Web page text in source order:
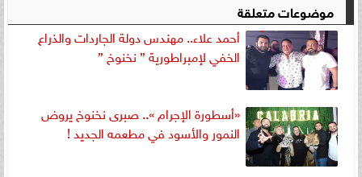
موضوعات متعلقة
أحمد علاء.. مهندس دولة الجاردات والذراع
الخفي لإمبراطورية ” نخنوخ ”
«أسطورة الإجرام ».. صبرى نخنوخ يروض
النمور والأسود في مطعمه الجديد !